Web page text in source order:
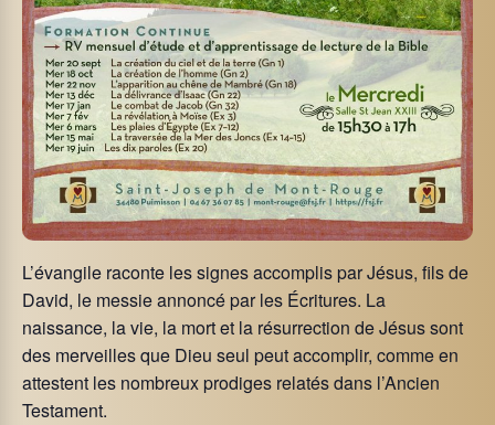
L’évangile raconte les signes accomplis par Jésus, fils de
David, le messie annoncé par les Écritures. La
naissance, la vie, la mort et la résurrection de Jésus sont
des merveilles que Dieu seul peut accomplir, comme en
attestent les nombreux prodiges relatés dans l’Ancien
Testament.